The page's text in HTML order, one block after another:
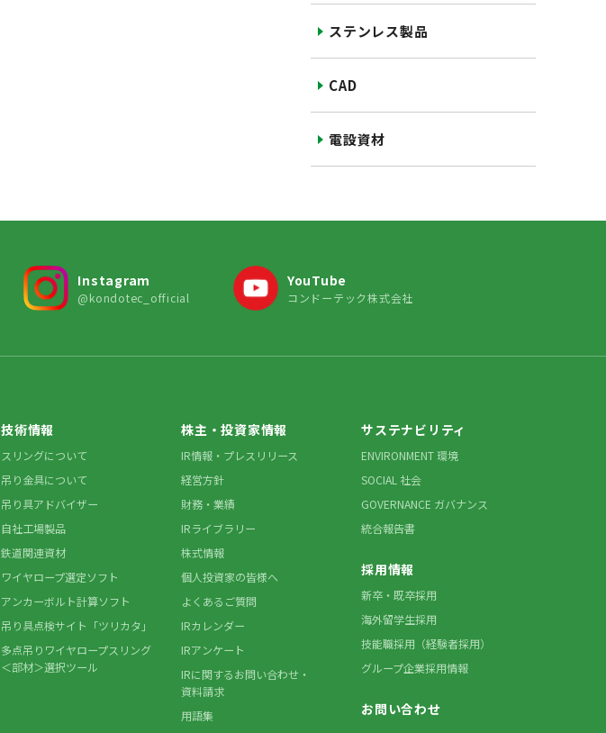
ステンレス製品
CAD
電設資材
Instagram
@kondotec_official
YouTube
コンドーテック株式会社
技術情報
スリングについて
吊り金具について
吊り具アドバイザー
自社工場製品
鉄道関連資材
ワイヤロープ選定ソフト
アンカーボルト計算ソフト
吊り具点検サイト「ツリカタ」
多点吊りワイヤロープスリング
＜部材＞選択ツール
株主・投資家情報
IR情報・プレスリリース
経営方針
財務・業績
IRライブラリー
株式情報
個人投資家の皆様へ
よくあるご質問
IRカレンダー
IRアンケート
IRに関するお問い合わせ・
資料請求
用語集
サステナビリティ
ENVIRONMENT 環境
SOCIAL 社会
GOVERNANCE ガバナンス
統合報告書
採用情報
新卒・既卒採用
海外留学生採用
技能職採用（経験者採用）
グループ企業採用情報
お問い合わせ